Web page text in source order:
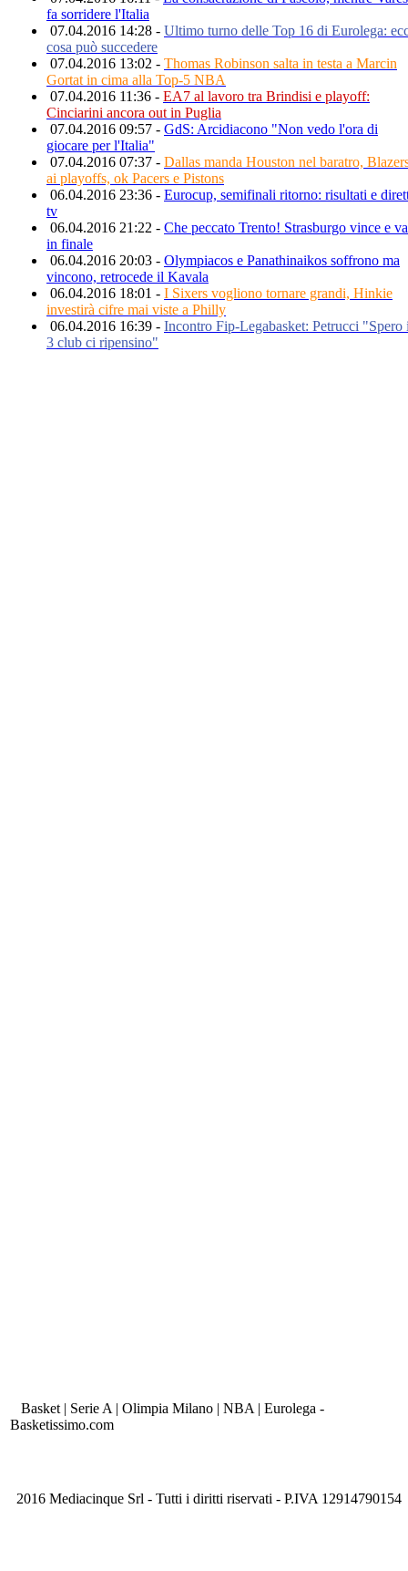
fa sorridere l'Italia
07.04.2016 14:28 - Ultimo turno delle Top 16 di Eurolega:
cosa può succedere
07.04.2016 13:02 - Thomas Robinson salta in testa a Marcin
Gortat in cima alla Top-5 NBA
07.04.2016 11:36 - EA7 al lavoro tra Brindisi e playoff:
Cinciarini ancora out in Puglia
07.04.2016 09:57 - GdS: Arcidiacono "Non vedo l'ora di
giocare per l'Italia"
07.04.2016 07:37 - Dallas manda Houston nel baratro,
ai playoffs, ok Pacers e Pistons
06.04.2016 23:36 - Eurocup, semifinali ritorno: risultati e
tv
06.04.2016 21:22 - Che peccato Trento! Strasburgo vince e va
in finale
06.04.2016 20:03 - Olympiacos e Panathinaikos soffrono ma
vincono, retrocede il Kavala
06.04.2016 18:01 - I Sixers vogliono tornare grandi, Hinkie
investirà cifre mai viste a Philly
06.04.2016 16:39 - Incontro Fip-Legabasket: Petrucci "Spero
3 club ci ripensino"
Basket | Serie A | Olimpia Milano | NBA | Eurolega -
Basketissimo.com
2016 Mediacinque Srl - Tutti i diritti riservati - P.IVA 12914790154